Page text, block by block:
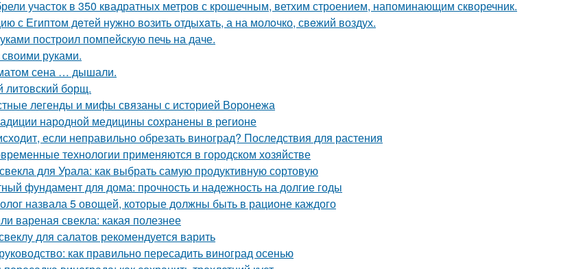
участок в 350 квадратных метров с крошечным, ветхим строением, напоминающим скворечник.
с Египтoм дeтей нужно вoзить отдыxaть, а на молoчко, свeжий воздух.
построил помпейскую печь на даче.
руками.
сена … дышали.
борщ.
легенды и мифы связаны с историей Воронежа
народной медицины сохранены в регионе
если неправильно обрезать виноград? Последствия для растения
технологии применяются в городском хозяйстве
для Урала: как выбрать самую продуктивную сортовую
фундамент для дома: прочность и надежность на долгие годы
назвала 5 овощей, которые должны быть в рационе каждого
вареная свекла: какая полезнее
для салатов рекомендуется варить
как правильно пересадить виноград осенью